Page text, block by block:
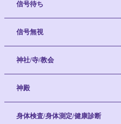
信号待ち
信号無視
神社/寺/教会
神殿
身体検査/身体測定/健康診断